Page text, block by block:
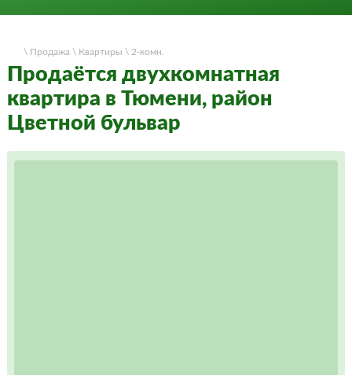
\ Продажа \ Квартиры \ 2-комн.
Продаётся двухкомнатная
квартира в Тюмени, район
Цветной бульвар